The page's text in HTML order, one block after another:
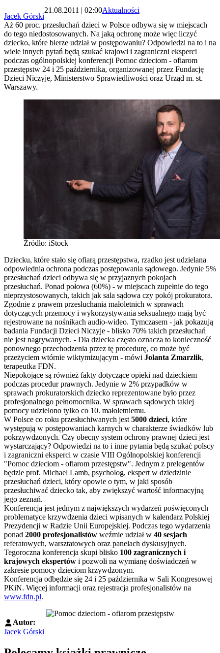
Jacek Górski
21.08.2011 | 02:00Aktualności
Aż 60 proc. przesłuchań dzieci w Polsce odbywa się w miejscach
do tego niedostosowanych. Na jaką ochronę może więc liczyć
dziecko, które bierze udział w postępowaniu? Odpowiedzi na to i na
wiele innych pytań będą szukać krajowi i zagraniczni eksperci
podczas ogólnopolskiej konferencji Pomoc dzieciom - ofiarom
przestępstw 24 i 25 października, organizowanej przez Fundację
Dzieci Niczyje, Ministerstwo Sprawiedliwości oraz Urząd m. st.
Warszawy.
Źródło: iStock
Dziecku, które stało się ofiarą przestępstwa, rzadko jest udzielana
odpowiednia ochrona podczas postępowania sądowego. Jedynie 5%
przesłuchań dzieci odbywa się w przyjaznych pokojach
przesłuchań. Ponad połowa (60%) - w miejscach zupełnie do tego
nieprzystosowanych, takich jak sala sądowa czy pokój prokuratora.
Zgodnie z prawem przesłuchania małoletnich w sprawach
dotyczących przemocy i wykorzystywania seksualnego mają być
rejestrowane na nośnikach audio-wideo. Tymczasem - jak pokazują
badania Fundacji Dzieci Niczyje - blisko 70% takich przesłuchań
nie jest nagrywanych. - Dla dziecka często oznacza to konieczność
ponownego przechodzenia przez tę procedurę, co może być
przeżyciem wtórnie wiktymizującym - mówi Jolanta Zmarzlik,
terapeutka FDN.
Niepokojące są również fakty dotyczące opieki nad dzieckiem
podczas procedur prawnych. Jedynie w 2% przypadków w
sprawach prokuratorskich dziecko reprezentowane było przez
profesjonalnego pełnomocnika. W sprawach sądowych takiej
pomocy udzielono tylko co 10. małoletniemu.
W Polsce co roku przesłuchiwanych jest 5000 dzieci, które
występują w postępowaniach karnych w charakterze świadków lub
pokrzywdzonych. Czy obecny system ochrony prawnej dzieci jest
wystarczający? Odpowiedzi na to i inne pytania będą szukać polscy
i zagraniczni eksperci w czasie VIII Ogólnopolskiej konferencji
"Pomoc dzieciom - ofiarom przestępstw". Jednym z prelegentów
będzie prof. Michael Lamb, psycholog, ekspert w dziedzinie
przesłuchań dzieci, który opowie o tym, w jaki sposób
przesłuchiwać dziecko tak, aby zwiększyć wartość informacyjną
jego zeznań.
Konferencja jest jednym z największych wydarzeń poświęconych
problematyce krzywdzenia dzieci wpisanych w kalendarz Polskiej
Prezydencji w Radzie Unii Europejskiej. Podczas tego wydarzenia
ponad 2000 profesjonalistów weźmie udział w 40 sesjach
referatowych, warsztatowych oraz panelach dyskusyjnych.
Tegoroczna konferencja skupi blisko 100 zagranicznych i
krajowych ekspertów i pozwoli na wymianę doświadczeń w
zakresie pomocy dzieciom krzywdzonym.
Konferencja odbędzie się 24 i 25 października w Sali Kongresowej
PKiN. Więcej informacji oraz rejestracja profesjonalistów na
www.fdn.pl.
Autor:
Jacek Górski